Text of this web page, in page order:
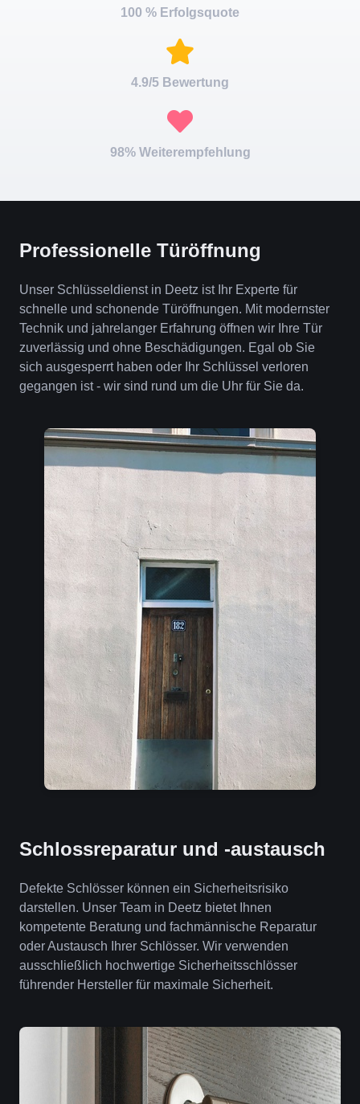
100 % Erfolgsquote
4.9/5 Bewertung
98% Weiterempfehlung
Professionelle Türöffnung
Unser Schlüsseldienst in Deetz ist Ihr Experte für
schnelle und schonende Türöffnungen. Mit modernster
Technik und jahrelanger Erfahrung öffnen wir Ihre Tür
zuverlässig und ohne Beschädigungen. Egal ob Sie
sich ausgesperrt haben oder Ihr Schlüssel verloren
gegangen ist - wir sind rund um die Uhr für Sie da.
Schlossreparatur und -austausch
Defekte Schlösser können ein Sicherheitsrisiko
darstellen. Unser Team in Deetz bietet Ihnen
kompetente Beratung und fachmännische Reparatur
oder Austausch Ihrer Schlösser. Wir verwenden
ausschließlich hochwertige Sicherheitsschlösser
führender Hersteller für maximale Sicherheit.